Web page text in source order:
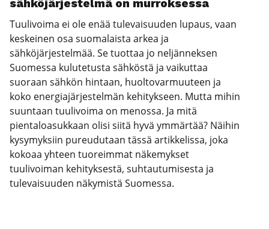
säh­kö­jär­jes­tel­mä on mur­rok­ses­sa
Tuulivoima ei ole enää tulevaisuuden lupaus, vaan
keskeinen osa suomalaista arkea ja
sähköjärjestelmää. Se tuottaa jo neljänneksen
Suomessa kulutetusta sähköstä ja vaikuttaa
suoraan sähkön hintaan, huoltovarmuuteen ja
koko energiajärjestelmän kehitykseen. Mutta mihin
suuntaan tuulivoima on menossa. Ja mitä
pientaloasukkaan olisi siitä hyvä ymmärtää? Näihin
kysymyksiin pureudutaan tässä artikkelissa, joka
kokoaa yhteen tuoreimmat näkemykset
tuulivoiman kehityksestä, suhtautumisesta ja
tulevaisuuden näkymistä Suomessa.